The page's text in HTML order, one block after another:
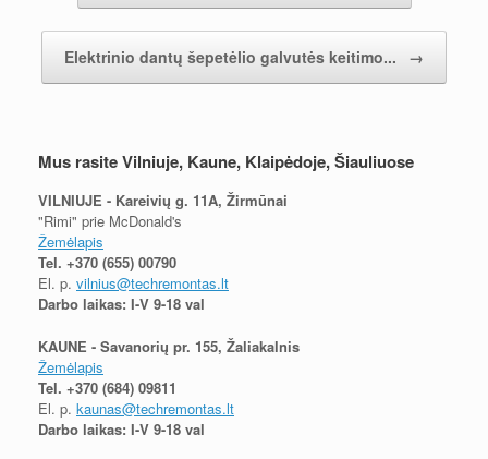
Elektrinio dantų šepetėlio galvutės keitimo... →
Mus rasite Vilniuje, Kaune, Klaipėdoje, Šiauliuose
VILNIUJE - Kareivių g. 11A, Žirmūnai
"Rimi" prie McDonald's
Žemėlapis
Tel. +370 (655) 00790
El. p. vilnius@techremontas.lt
Darbo laikas: I-V 9-18 val
KAUNE - Savanorių pr. 155, Žaliakalnis
Žemėlapis
Tel. +370 (684) 09811
El. p. kaunas@techremontas.lt
Darbo laikas: I-V 9-18 val